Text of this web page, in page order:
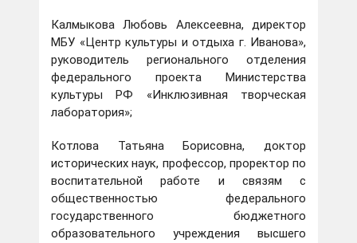
Калмыкова Любовь Алексеевна, директор
МБУ «Центр культуры и отдыха г. Иванова»,
руководитель регионального отделения
федерального проекта Министерства
культуры РФ «Инклюзивная творческая
лаборатория»;
Котлова Татьяна Борисовна, доктор
исторических наук, профессор, проректор по
воспитательной работе и связям с
общественностью федерального
государственного бюджетного
образовательного учреждения высшего